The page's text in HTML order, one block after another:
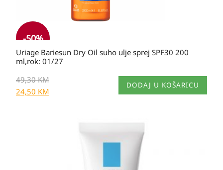
-50%
Uriage Bariesun Dry Oil suho ulje sprej SPF30 200
ml,rok: 01/27
49,30KM
24,50 KM
DODAJ U KOŠARICU